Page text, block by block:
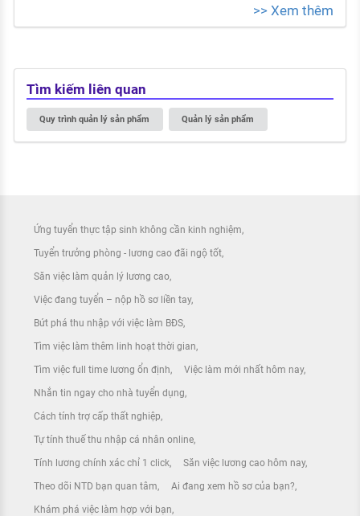
>> Xem thêm
Tìm kiếm liên quan
Quy trình quản lý sản phẩm Quản lý sản phẩm
Ứng tuyển thực tập sinh không cần kinh nghiệm
Tuyển trưởng phòng - lương cao đãi ngộ tốt
Săn việc làm quản lý lương cao
Việc đang tuyển – nộp hồ sơ liền tay
Bứt phá thu nhập với việc làm BĐS
Tìm việc làm thêm linh hoạt thời gian
Tìm việc full time lương ổn định Việc làm mới nhất hôm nay
Nhắn tin ngay cho nhà tuyển dụng
Cách tính trợ cấp thất nghiệp
Tự tính thuế thu nhập cá nhân online
Tính lương chính xác chỉ 1 click Săn việc lương cao hôm nay
Theo dõi NTD bạn quan tâm Ai đang xem hồ sơ của bạn?
Khám phá việc làm hợp với bạn